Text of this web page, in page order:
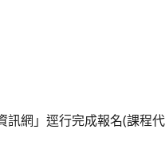
網」逕行完成報名(課